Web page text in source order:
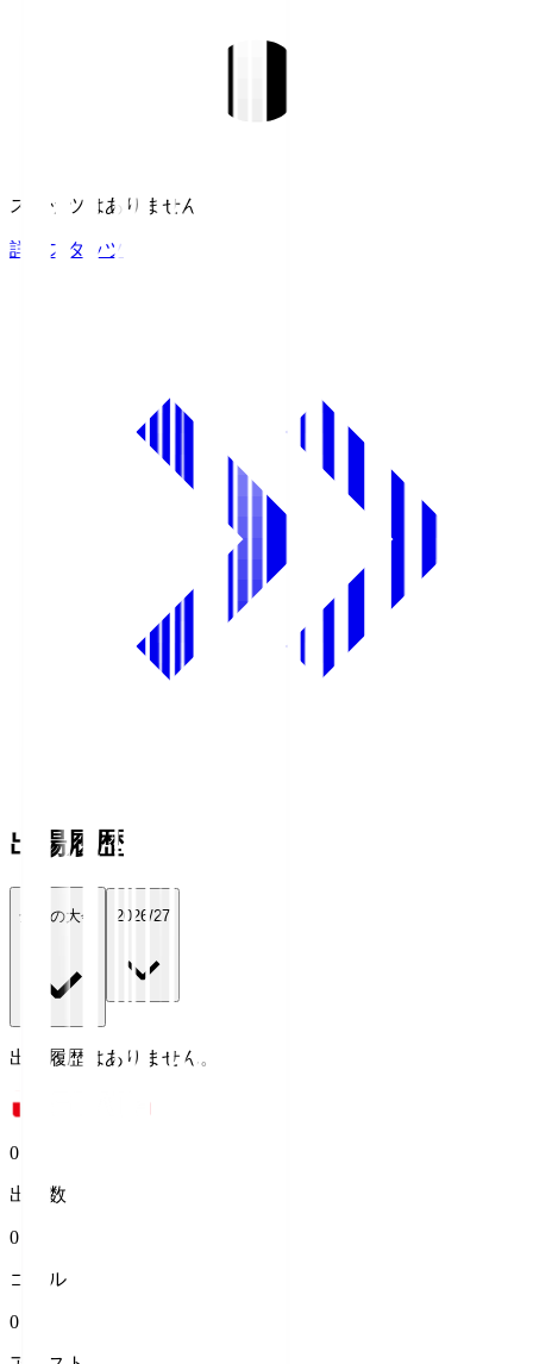
スタッツはありません。
詳細スタッツ
出場履歴
全ての大会 2026/27
出場履歴はありません。
0
出場数
0
ゴール
0